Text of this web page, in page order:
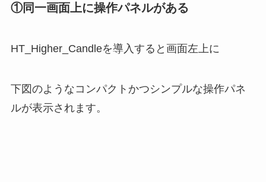
①同一画面上に操作パネルがある
HT_Higher_Candleを導入すると画面左上に
下図のようなコンパクトかつシンプルな操作パネ
ルが表示されます。